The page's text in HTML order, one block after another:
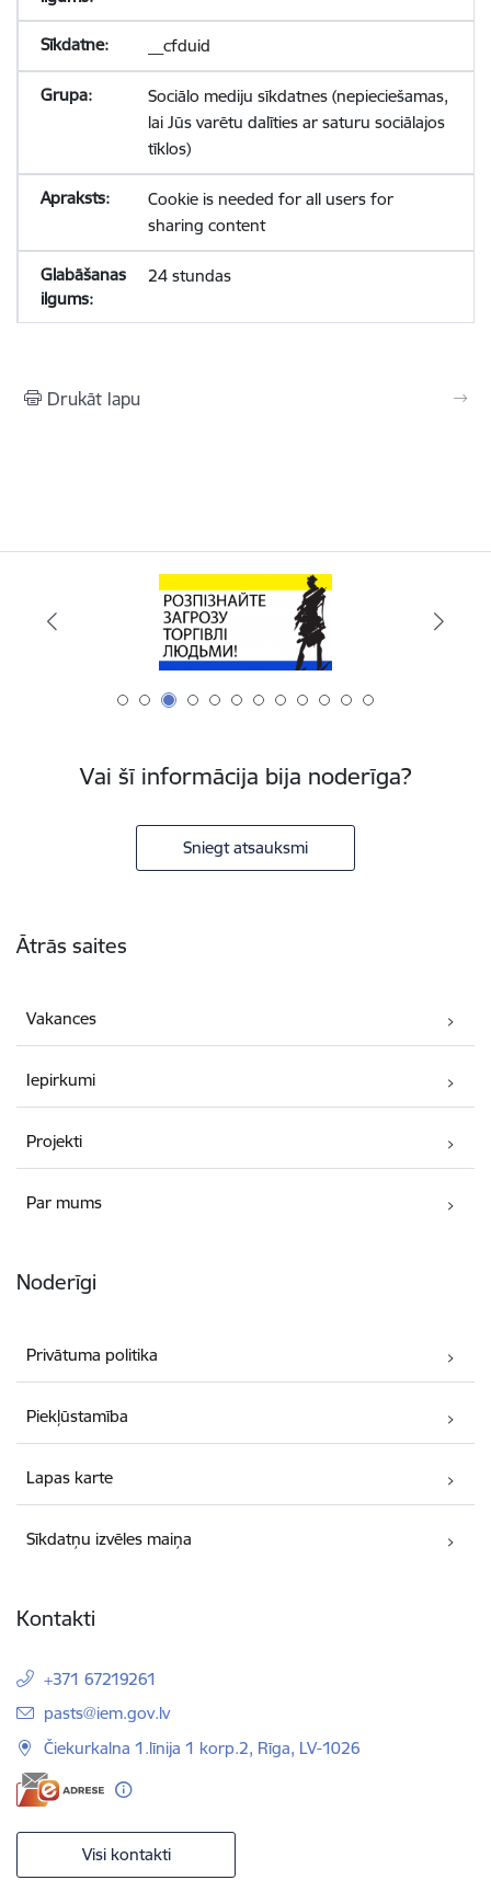
__cfduid
Sociālo mediju sīkdatnes (nepieciešamas,
lai Jūs varētu dalīties ar saturu sociālajos
tīklos)
Cookie is needed for all users for
sharing content
24 stundas
Drukāt lapu
Vai šī informācija bija noderīga?
Sniegt atsauksmi
Ātrās saites
Vakances
Iepirkumi
Projekti
Par mums
Noderīgi
Privātuma politika
Piekļūstamība
Lapas karte
Sīkdatņu izvēles maiņa
Kontakti
+371 67219261
E-pasts:
pasts@iem.gov.lv
Čiekurkalna 1.līnija 1 korp.2, Rīga, LV-1026
Visi kontakti